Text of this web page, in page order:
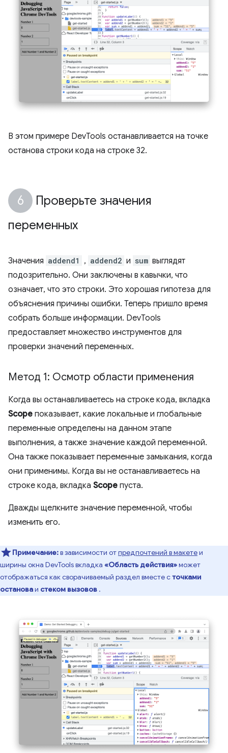
В этом примере DevTools останавливается на точке
останова строки кода на строке 32.
Проверьте значения
переменных
Значения addend1 , addend2 и sum выглядят
подозрительно. Они заключены в кавычки, что
означает, что это строки. Это хорошая гипотеза для
объяснения причины ошибки. Теперь пришло время
собрать больше информации. DevTools
предоставляет множество инструментов для
проверки значений переменных.
Метод 1: Осмотр области применения
Когда вы останавливаетесь на строке кода, вкладка
Scope показывает, какие локальные и глобальные
переменные определены на данном этапе
выполнения, а также значение каждой переменной.
Она также показывает переменные замыкания, когда
они применимы. Когда вы не останавливаетесь на
строке кода, вкладка Scope пуста.
Дважды щелкните значение переменной, чтобы
изменить его.
Примечание:в зависимости отпредпочтений в макетеи
ширины окна DevTools вкладка «Область действия»может
отображаться как сворачиваемый раздел вместе сточками
остановаи стеком вызовов .